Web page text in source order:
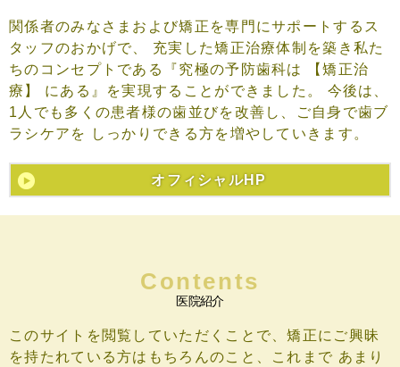
関係者のみなさまおよび矯正を専門にサポートするス
タッフのおかげで、 充実した矯正治療体制を築き私た
ちのコンセプトである『究極の予防歯科は 【矯正治
療】 にある』を実現することができました。 今後は、
1人でも多くの患者様の歯並びを改善し、ご自身で歯ブ
ラシケアを しっかりできる方を増やしていきます。
オフィシャルHP
Contents
医院紹介
このサイトを閲覧していただくことで、矯正にご興昧
を持たれている方はもちろんのこと、これまで あまり